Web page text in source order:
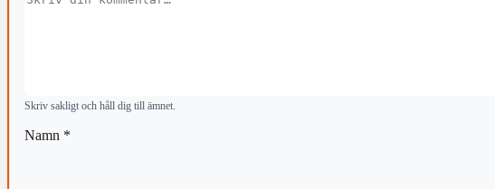
Skriv sakligt och håll dig till ämnet.
Namn *